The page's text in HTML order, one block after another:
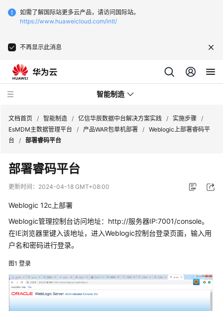
如需了解国际站更多云产品，请访问国际站。
https://www.huaweicloud.com/intl/
不再显示此消息
智能制造
为
云
芯
EDA
服
务
解
决
案
映
文档首页 / 智能制造 / 亿信华辰数据中台解决方案实践 / 实施步骤
/
EsMDM主数据管理平台
/ 产品WAR包单机部署 / Weblogic上部署睿码平
台
/ 部署睿码平台
部署睿码平台
更新时间： 2024-04-18 GMT+08:00
Weblogic 12c上部署
Weblogic管理控制台访问地址：http://服务器IP:7001/console。
在IE浏览器里键入该地址，进入Weblogic控制台登录页面，输入用
户名和密码进行登录。
图1 登录